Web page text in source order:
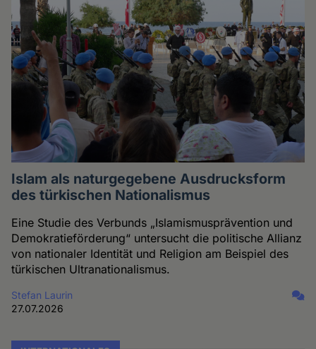
Islam als naturgegebene Ausdrucksform
des türkischen Nationalismus
Eine Studie des Verbunds „Islamismusprävention und
Demokratieförderung“ untersucht die politische Allianz
von nationaler Identität und Religion am Beispiel des
türkischen Ultranationalismus.
Stefan Laurin
27.07.2026